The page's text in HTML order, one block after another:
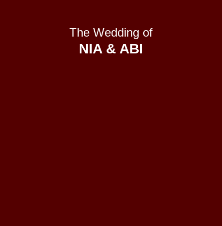
The Wedding of
NIA & ABI